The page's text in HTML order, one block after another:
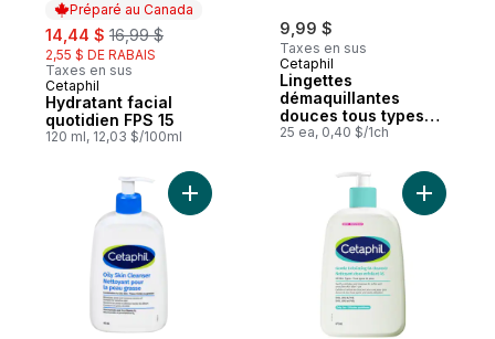
Préparé au Canada
sale:
14,44 $ , formerly:
16,99 $
2,55 $ DE RABAIS
Taxes en sus
Préparé au Canada
Cetaphil
Hydratant facial
quotidien FPS 15
120 ml, 12,03 $/100ml
9,99 $
Taxes en sus
Cetaphil
Lingettes
démaquillantes
douces tous types
de peau
25 ea, 0,40 $/1ch
Ajouter Nettoyant pour la peau grasse
Ajouter